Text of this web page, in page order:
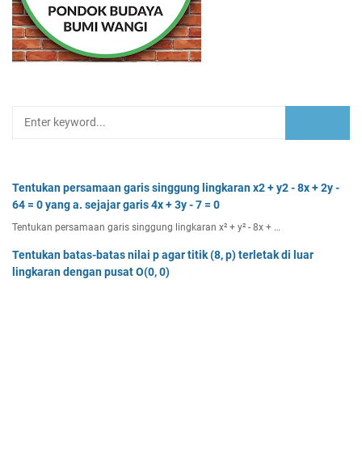
Tentukan persamaan garis singgung lingkaran x2 + y2 - 8x + 2y -
64 = 0 yang a. sejajar garis 4x + 3y - 7 = 0
Tentukan persamaan garis singgung lingkaran x² + y² - 8x + …
Tentukan batas-batas nilai p agar titik (8, p) terletak di luar
lingkaran dengan pusat O(0, 0)